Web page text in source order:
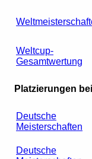
Weltcup-
Gesamtwertung
Platzierungen
Deutsche
Meisterschaften
Deutsche